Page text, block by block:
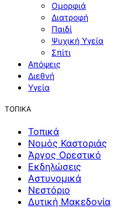
Ομορφιά
Διατροφή
Παιδί
Ψυχική Υγεία
Σπίτι
Απόψεις
Διεθνή
Υγεία
ΤΟΠΙΚΑ
Τοπικά
Νομός Καστοριάς
Άργος Ορεστικό
Εκδηλώσεις
Αστυνομικά
Νεστόριο
Δυτική Μακεδονία